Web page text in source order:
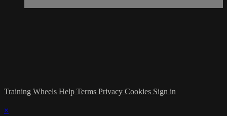
Training Wheels Help Terms Privacy Cookies Sign in
×